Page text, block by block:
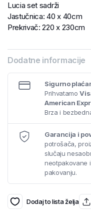
Lucia set sadrži
Jastučnica: 40 x 40cm
Prekrivač: 220 x 230cm
Dodatne informacije
Sigurno
Prihvatamo
American
Brza i
Garancija i
potrošača,
slučaju
neotpakovane
pakovanju.
Dodaj to lista želja